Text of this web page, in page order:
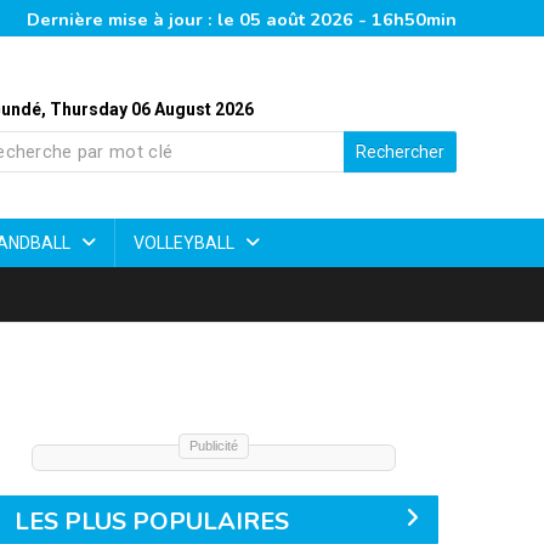
Dernière mise à jour : le 05 août 2026 - 16h50min
Thursday 06 August 2026
Rechercher
VOLLEYBALL
Publicité
LES PLUS POPULAIRES